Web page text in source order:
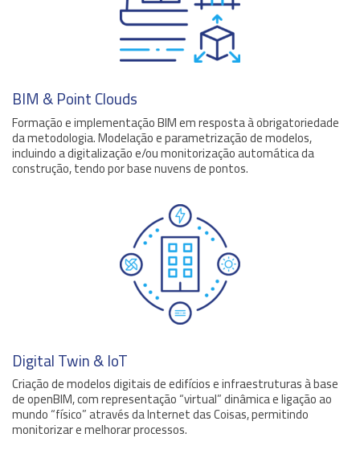
BIM & Point Clouds
Formação e implementação BIM em resposta à obrigatoriedade
da metodologia. Modelação e parametrização de modelos,
incluindo a digitalização e/ou monitorização automática da
construção, tendo por base nuvens de pontos.
Digital Twin & IoT
Criação de modelos digitais de edifícios e infraestruturas à base
de openBIM, com representação “virtual” dinâmica e ligação ao
mundo “físico” através da Internet das Coisas, permitindo
monitorizar e melhorar processos.